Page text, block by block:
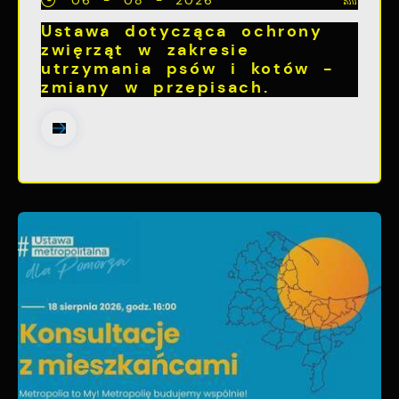
Ustawa dotycząca ochrony
zwięrząt w zakresie
utrzymania psów i kotów -
zmiany w przepisach.